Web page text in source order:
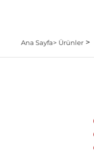
Ana Sayfa> Ürünler>